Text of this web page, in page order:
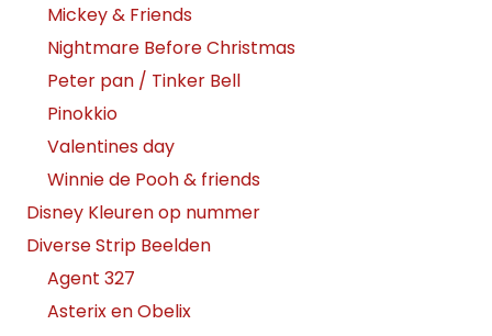
Mickey & Friends
Nightmare Before Christmas
Peter pan / Tinker Bell
Pinokkio
Valentines day
Winnie de Pooh & friends
Disney Kleuren op nummer
Diverse Strip Beelden
Agent 327
Asterix en Obelix